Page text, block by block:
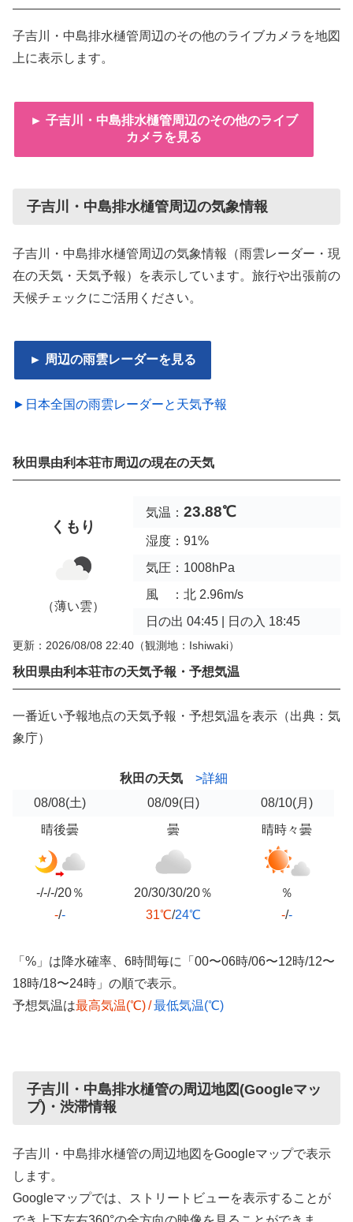
子吉川・中島排水樋管周辺のその他のライブカメラを地図
上に表示します。
► 子吉川・中島排水樋管周辺のその他のライブ
カメラを見る
子吉川・中島排水樋管周辺の気象情報
子吉川・中島排水樋管周辺の気象情報（雨雲レーダー・現
在の天気・天気予報）を表示しています。旅行や出張前の
天候チェックにご活用ください。
► 周辺の雨雲レーダーを見る
►日本全国の雨雲レーダーと天気予報
秋田県由利本荘市周辺の現在の天気
くもり
（薄い雲）
気温： 23.88℃
湿度：91%
気圧：1008hPa
風 ：北 2.96m/s
日の出 04:45 | 日の入 18:45
更新：2026/08/08 22:40 （観測地：Ishiwaki）
秋田県由利本荘市の天気予報・予想気温
一番近い予報地点の天気予報・予想気温を表示（出典：気
象庁）
秋田の天気
>詳細
08/08(土) 08/09(日) 08/10(月)
晴後曇
-/-/-/20％
-/-
曇
20/30/30/20％
31℃/24℃
晴時々曇
％
-/-
「%」は降水確率、6時間毎に「00〜06時/06〜12時/12〜
18時/18〜24時」の順で表示。
予想気温は最高気温(℃)/最低気温(℃)
子吉川・中島排水樋管の周辺地図(Googleマッ
プ)・渋滞情報
子吉川・中島排水樋管の周辺地図をGoogleマップで表示
します。
Googleマップでは、ストリートビューを表示することが